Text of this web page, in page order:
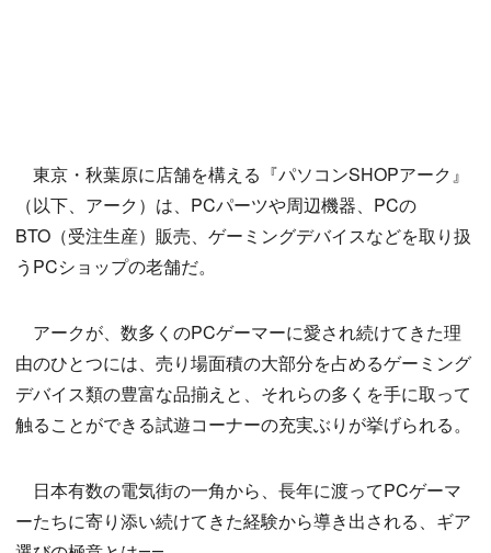
東京・秋葉原に店舗を構える『パソコンSHOPアーク』
（以下、アーク）は、PCパーツや周辺機器、PCの
BTO（受注生産）販売、ゲーミングデバイスなどを取り扱
うPCショップの老舗だ。
アークが、数多くのPCゲーマーに愛され続けてきた理
由のひとつには、売り場面積の大部分を占めるゲーミング
デバイス類の豊富な品揃えと、それらの多くを手に取って
触ることができる試遊コーナーの充実ぶりが挙げられる。
日本有数の電気街の一角から、長年に渡ってPCゲーマ
ーたちに寄り添い続けてきた経験から導き出される、ギア